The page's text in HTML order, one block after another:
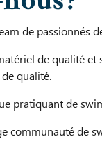
de passionnés
de qualité
qualité.
pratiquant de
communauté de